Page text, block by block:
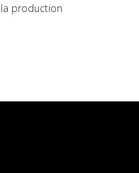
la production